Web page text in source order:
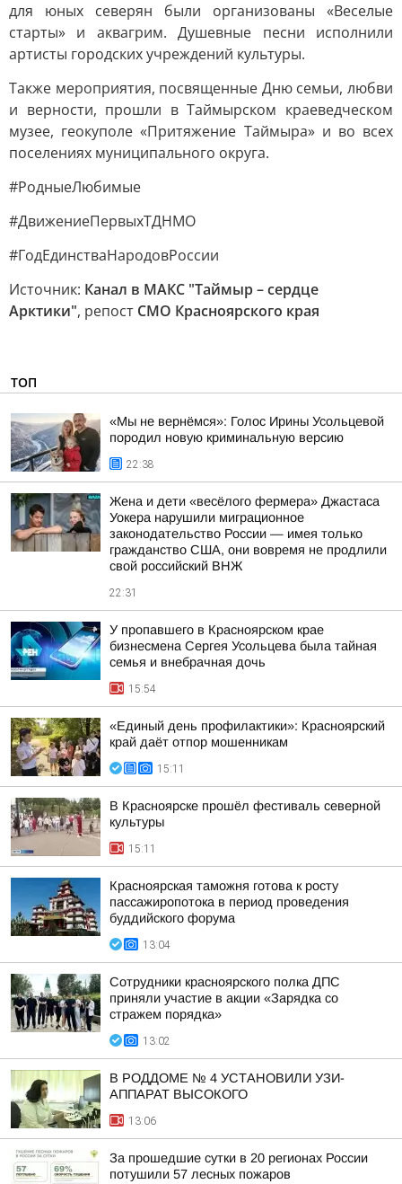
для юных северян были организованы «Веселые
старты» и аквагрим. Душевные песни исполнили
артисты городских учреждений культуры.
Также мероприятия, посвященные Дню семьи, любви
и верности, прошли в Таймырском краеведческом
музее, геокуполе «Притяжение Таймыра» и во всех
поселениях муниципального округа.
#РодныеЛюбимые
#ДвижениеПервыхТДНМО
#ГодЕдинстваНародовРоссии
Источник: Канал в МАКС "Таймыр – сердце
Арктики", репост СМО Красноярского края
ТОП
«Мы не вернёмся»: Голос Ирины Усольцевой
породил новую криминальную версию
22:38
Жена и дети «весёлого фермера» Джастаса
Уокера нарушили миграционное
законодательство России — имея только
гражданство США, они вовремя не продлили
свой российский ВНЖ
22:31
У пропавшего в Красноярском крае
бизнесмена Сергея Усольцева была тайная
семья и внебрачная дочь
15:54
«Единый день профилактики»: Красноярский
край даёт отпор мошенникам
15:11
В Красноярске прошёл фестиваль северной
культуры
15:11
Красноярская таможня готова к росту
пассажиропотока в период проведения
буддийского форума
13:04
Сотрудники красноярского полка ДПС
приняли участие в акции «Зарядка со
стражем порядка»
13:02
В РОДДОМЕ № 4 УСТАНОВИЛИ УЗИ-
АППАРАТ ВЫСОКОГО
13:06
За прошедшие сутки в 20 регионах России
потушили 57 лесных пожаров